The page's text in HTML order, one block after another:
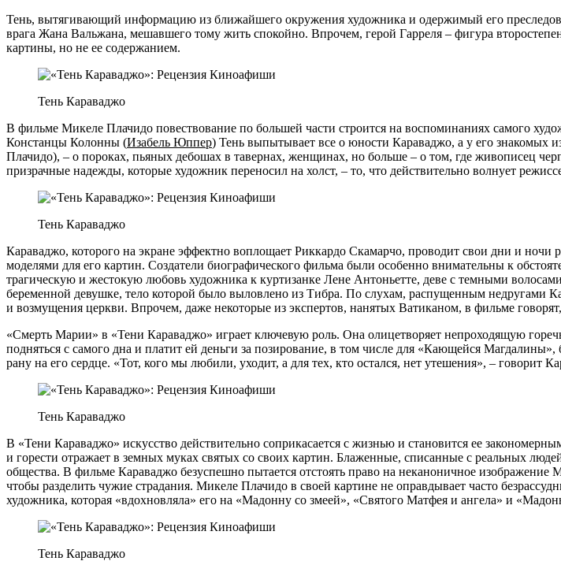
Тень, вытягивающий информацию из ближайшего окружения художника и одержимый его
врага Жана Вальжана, мешавшего тому жить спокойно. Впрочем, герой Гарреля – фигура
картины, но не ее содержанием.
Тень Караваджо
В фильме Микеле Плачидо повествование по большей части строится на воспоминаниях самого
Констанцы Колонны (Изабель Юппер) Тень выпытывает все о юности Караваджо, а у его знакомых
Плачидо), – о пороках, пьяных дебошах в тавернах, женщинах, но больше – о том, где живописец
призрачные надежды, которые художник переносил на холст, – то, что действительно волнует
Тень Караваджо
Караваджо, которого на экране эффектно воплощает Риккардо Скамарчо, проводит свои дни и
моделями для его картин. Создатели биографического фильма были особенно внимательны к
трагическую и жестокую любовь художника к куртизанке Лене Антоньетте, деве с темными
беременной девушке, тело которой было выловлено из Тибра. По слухам, распущенным недругами
и возмущения церкви. Впрочем, даже некоторые из экспертов, нанятых Ватиканом, в фильме
«Смерть Марии» в «Тени Караваджо» играет ключевую роль. Она олицетворяет непроходящую
подняться с самого дна и платит ей деньги за позирование, в том числе для «Кающейся
рану на его сердце. «Тот, кого мы любили, уходит, а для тех, кто остался, нет утешения», –
Тень Караваджо
В «Тени Караваджо» искусство действительно соприкасается с жизнью и становится ее
и горести отражает в земных муках святых со своих картин. Блаженные, списанные с реальных
общества. В фильме Караваджо безуспешно пытается отстоять право на неканоничное
чтобы разделить чужие страдания. Микеле Плачидо в своей картине не оправдывает часто
художника, которая «вдохновляла» его на «Мадонну со змеей», «Святого Матфея и ангела» и
Тень Караваджо